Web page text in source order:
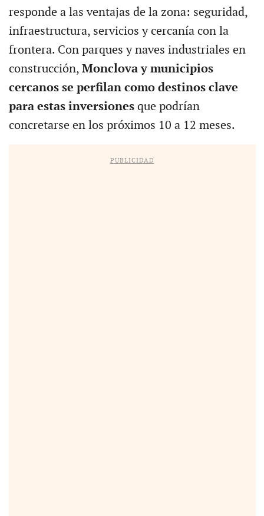
responde a las ventajas de la zona: seguridad,
infraestructura, servicios y cercanía con la
frontera. Con parques y naves industriales en
construcción, Monclova y municipios
cercanos se perfilan como destinos clave
para estas inversionesque podrían
concretarse en los próximos 10 a 12 meses.
PUBLICIDAD